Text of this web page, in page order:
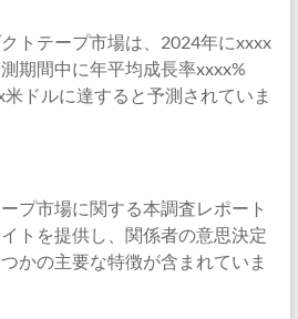
トテープ市場は、2024年にxxxx
期間中に年平均成長率xxxx%
ドルに達すると予測されていま
プ市場に関する本調査レポート
トを提供し、関係者の意思決定
かの主要な特徴が含まれていま